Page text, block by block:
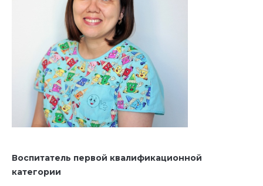
Воспитатель первой квалификационной
категории